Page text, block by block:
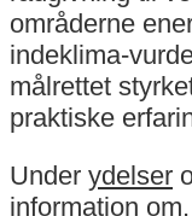
områderne
indeklima-
målrettet
praktiske
Under ydelser
information